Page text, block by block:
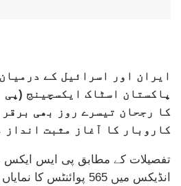
ایران اور اسرائیل کے
پاکستان اسٹاک ایکسچینج
کا رجحان تیسرے روز بھی
کاروبار کا آغاز مثبت انداز
انڈیکس میں 565 پوائنٹس